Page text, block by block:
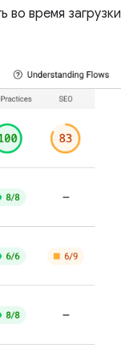
во время загрузки